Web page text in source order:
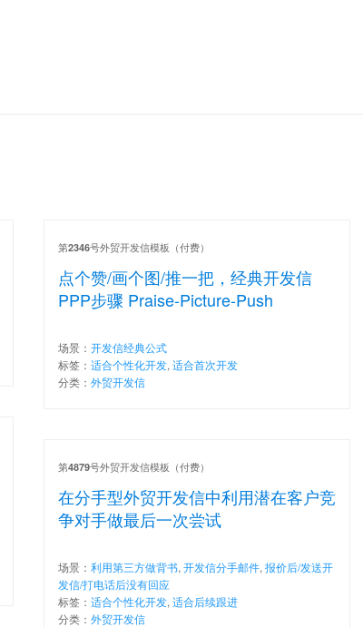
点个赞/画个图/推一把，经典开发信
PPP步骤 Praise-Picture-Push
第2346号外贸开发信模板（付费）
场景： 开发信经典公式
标签： 适合个性化开发, 适合首次开发
分类： 外贸开发信
在分手型外贸开发信中利用潜在客户竞
争对手做最后一次尝试
第4879号外贸开发信模板（付费）
场景： 利用第三方做背书, 开发信分手邮件, 报价后/发送开
发信/打电话后没有回应
标签： 适合个性化开发, 适合后续跟进
分类： 外贸开发信